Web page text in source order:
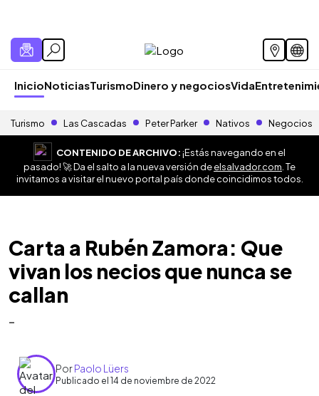
InicioNoticiasTurismoDinero y negociosVida
Turismo Las Cascadas Peter Parker Nativos Negocios
CONTENIDO DE ARCHIVO:¡Estás navegando en el
pasado! 🚀 Da el salto a la nueva versión deelsalvador.com . Te
invitamos a visitar el nuevo portal país donde coincidimos todos.
Carta a Rubén Zamora: Que
vivan los necios que nunca se
callan
-
PorPaolo Lüers
Publicado el 14 de noviembre de 2022